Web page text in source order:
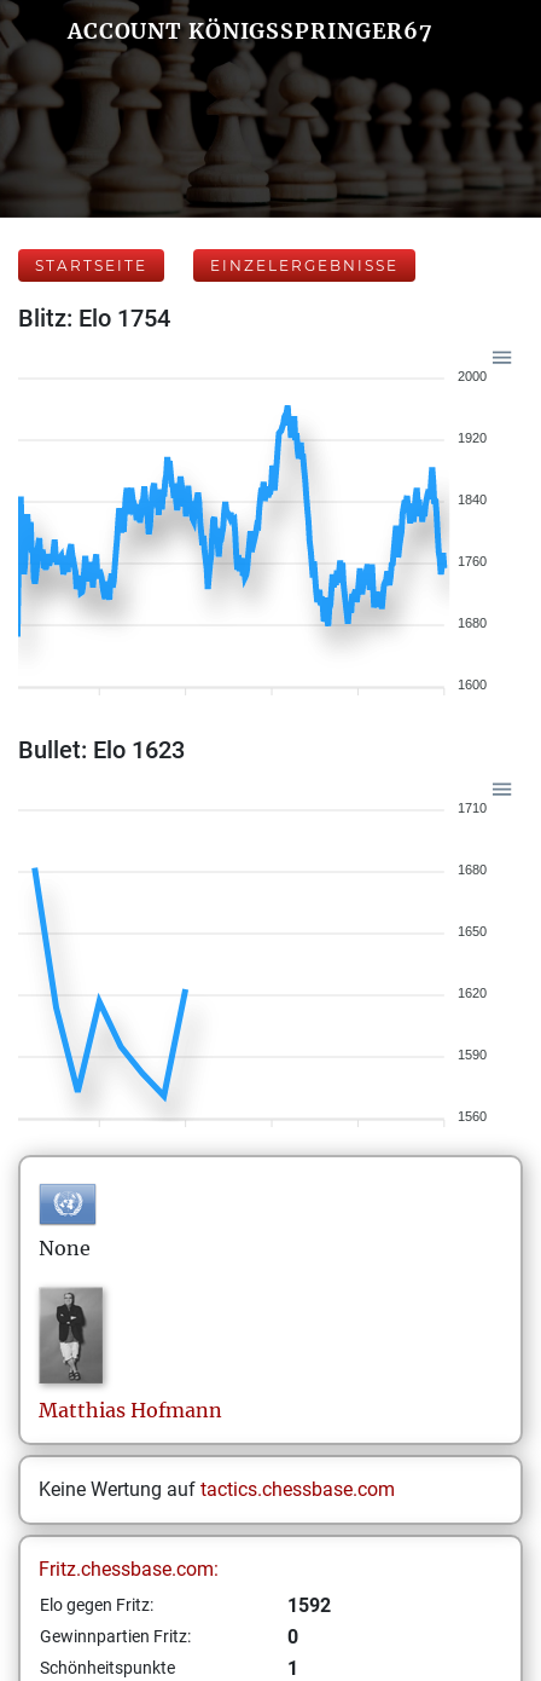
ACCOUNT KÖNIGSSPRINGER67
STARTSEITE EINZELERGEBNISSE
Blitz: Elo 1754
2000
1920
1840
1760
1680
1600
Bullet: Elo 1623
1710
1680
1650
1620
1590
1560
None
Matthias Hofmann
Keine Wertung auf tactics.chessbase.com
Fritz.chessbase.com:
Elo gegen Fritz: 1592
Gewinnpartien Fritz: 0
Schönheitspunkte
1